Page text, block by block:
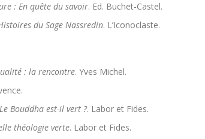
: En quête du savoir. Ed. Buchet-Castel.
du Sage Nassredin. L’Iconoclaste.
: la rencontre. Yves Michel.
Le Bouddha est-il vert ?. Labor et Fides.
théologie verte. Labor et Fides.